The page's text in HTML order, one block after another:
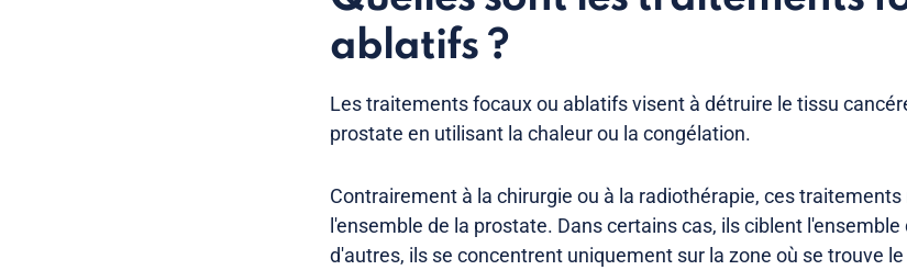
ablatifs ?
Les traitements focaux ou ablatifs visent à détruire le tissu
prostate en utilisant la chaleur ou la congélation.
Contrairement à la chirurgie ou à la radiothérapie, ces
l'ensemble de la prostate. Dans certains cas, ils ciblent
d'autres, ils se concentrent uniquement sur la zone où se trouve le